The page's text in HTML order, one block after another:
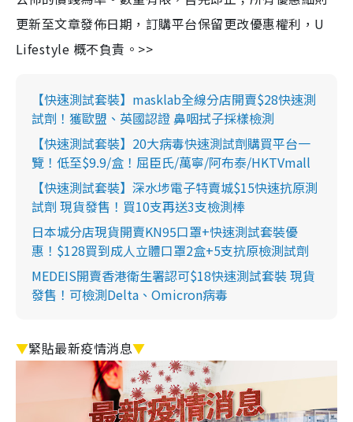
更新至文章發佈日期，訂購平台保留更改優惠權利，U
Lifestyle 概不負責。>>
【快速測試套裝】masklab全線分店開賣$28快速測
試劑！獲歐盟、英國認證 鼻咽拭子採樣檢測
【快速測試套裝】20大病毒快速測試劑購買平台一
覽！低至$9.9/盒！屈臣氏/萬寧/阿布泰/HKTVmall
【快速測試套裝】深水埗電子特賣城$15快速抗原測
試劑 現貨發售！買10支再送3支檢測棒
日本城分店現貨開賣KN95口罩+快速測試套裝優
惠！$128買到成人立體口罩2盒+5支抗原檢測試劑
MEDEIS開賣香港衛生署認可$18快速測試套裝 現貨
發售！可檢測Delta、Omicron病毒
▼緊貼最新疫情消息▼